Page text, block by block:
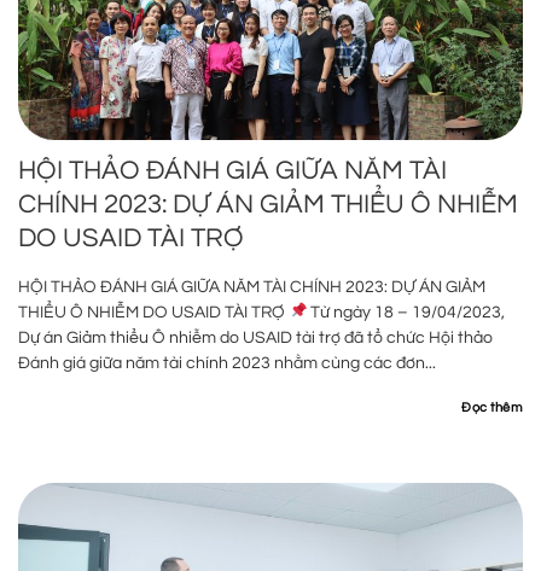
HỘI THẢO ĐÁNH GIÁ GIỮA NĂM TÀI
CHÍNH 2023: DỰ ÁN GIẢM THIỂU Ô NHIỄM
DO USAID TÀI TRỢ
HỘI THẢO ĐÁNH GIÁ GIỮA NĂM TÀI CHÍNH 2023: DỰ ÁN GIẢM
THIỂU Ô NHIỄM DO USAID TÀI TRỢ
Từ ngày 18 – 19/04/2023,
Dự án Giảm thiểu Ô nhiễm do USAID tài trợ đã tổ chức Hội thảo
Đánh giá giữa năm tài chính 2023 nhằm cùng các đơn...
Đọc thêm